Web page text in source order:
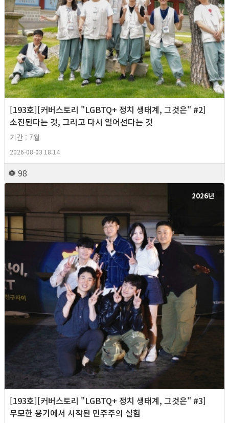
[193호][커버스토리 "LGBTQ+ 정치 생태계, 그것은" #2]
소진된다는 것, 그리고 다시 일어선다는 것
기간 : 7월
2026-08-03 18:14
98
2026년
[193호][커버스토리 "LGBTQ+ 정치 생태계, 그것은" #3]
무모한 용기에서 시작된 민주주의 실험